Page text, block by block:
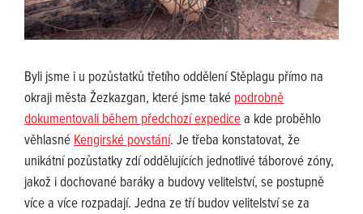
Byli jsme i u pozůstatků třetího oddělení Stěplagu přímo na
okraji města Žezkazgan, které jsme také podrobně
dokumentovali během předchozí expedicea kde proběhlo
věhlasnéKengirské povstání. Je třeba konstatovat, že
unikátní pozůstatky zdí oddělujících jednotlivé táborové zóny,
jakož i dochované baráky a budovy velitelství, se postupně
více a více rozpadají. Jedna ze tří budov velitelství se za